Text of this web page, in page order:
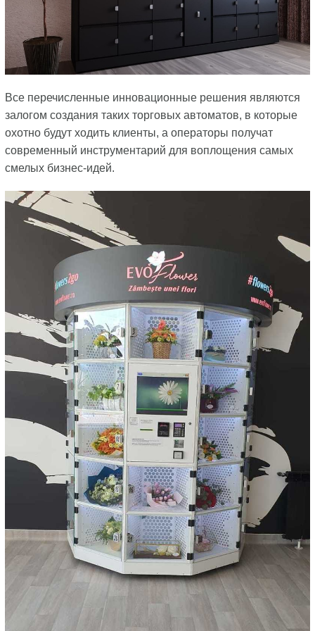
Все перечисленные инновационные решения являются
залогом создания таких торговых автоматов, в которые
охотно будут ходить клиенты, а операторы получат
современный инструментарий для воплощения самых
смелых бизнес-идей.